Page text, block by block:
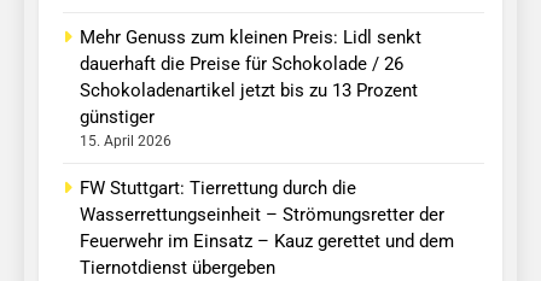
Mehr Genuss zum kleinen Preis: Lidl senkt
dauerhaft die Preise für Schokolade / 26
Schokoladenartikel jetzt bis zu 13 Prozent
günstiger
15. April 2026
FW Stuttgart: Tierrettung durch die
Wasserrettungseinheit – Strömungsretter der
Feuerwehr im Einsatz – Kauz gerettet und dem
Tiernotdienst übergeben